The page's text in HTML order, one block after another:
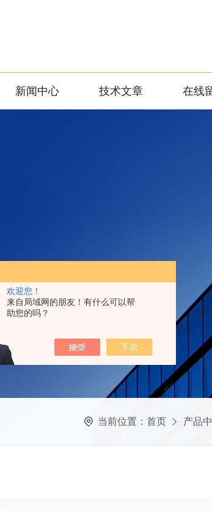
欢迎您！
来自局域网的朋友！有什么可以帮
助您的吗？
新闻中心 技术文章 在线
当前位置： 首页 产品